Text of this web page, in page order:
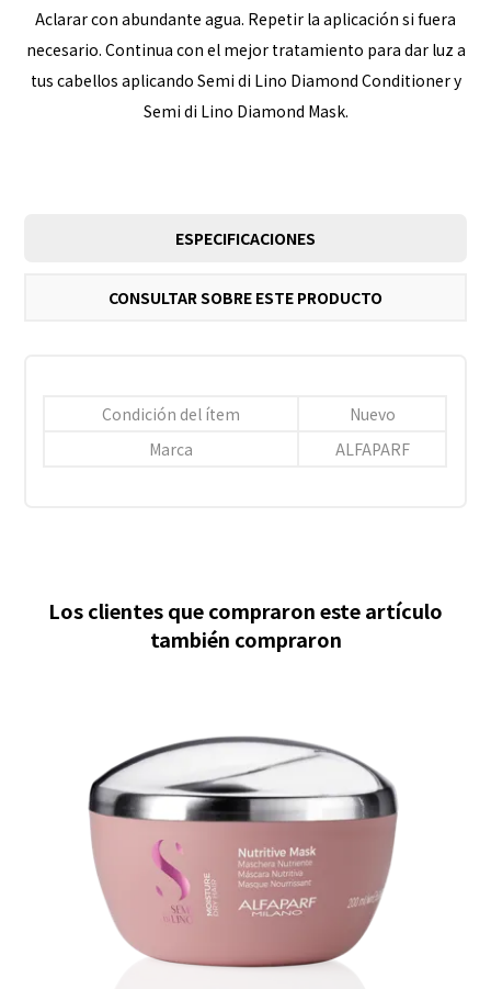
Aclarar con abundante agua. Repetir la aplicación si fuera
necesario. Continua con el mejor tratamiento para dar luz a
tus cabellos aplicando Semi di Lino Diamond Conditioner y
Semi di Lino Diamond Mask.
ESPECIFICACIONES
CONSULTAR SOBRE ESTE PRODUCTO
Condición del ítem
Nuevo
Marca
ALFAPARF
Los clientes que compraron este artículo
también compraron